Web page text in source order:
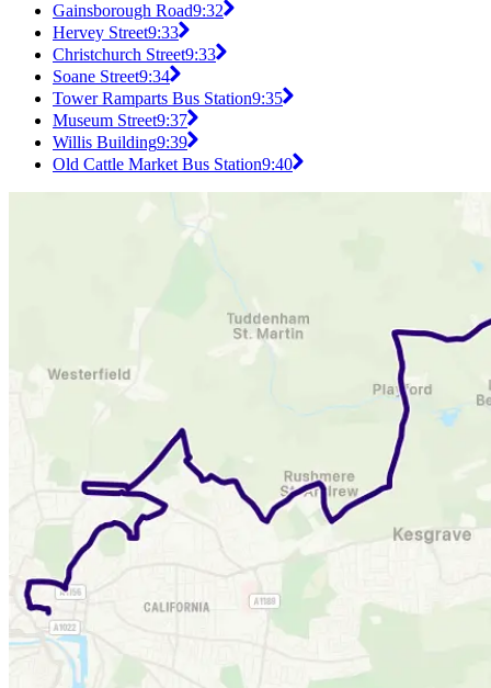
Gainsborough Road9:32
Hervey Street9:33
Christchurch Street9:33
Soane Street9:34
Tower Ramparts Bus Station9:35
Museum Street9:37
Willis Building9:39
Old Cattle Market Bus Station9:40